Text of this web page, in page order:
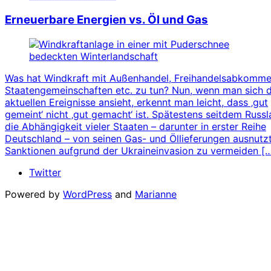
Erneuerbare Energien vs. Öl und Gas
Was hat Windkraft mit Außenhandel,
Staatengemeinschaften etc. zu tun? Nun, wenn man sich
aktuellen Ereignisse ansieht, erkennt man leicht, dass ‚gut
gemeint‘ nicht ‚gut gemacht‘ ist. Spätestens seitdem
die Abhängigkeit vieler Staaten – darunter in erster Reihe
Deutschland – von seinen Gas- und Öllieferungen
Sanktionen aufgrund der Ukraineinvasion zu vermeiden
Twitter
Powered by WordPress and Marianne